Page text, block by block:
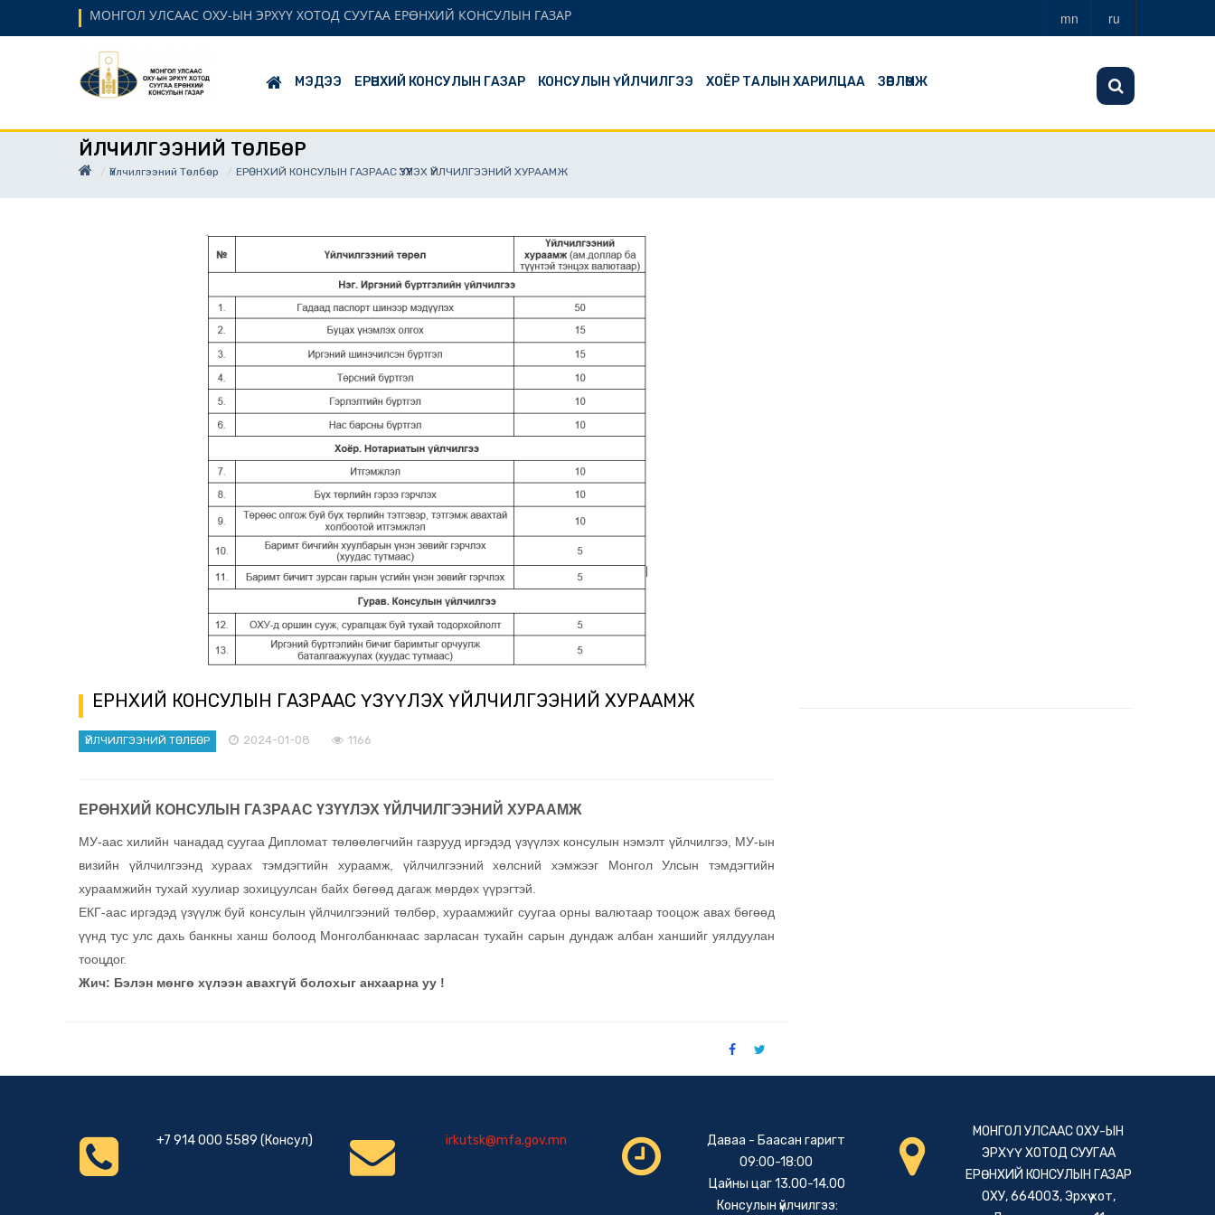
МОНГОЛ УЛСААС ОХУ-ЫН ЭРХҮҮ ХОТОД СУУГАА ЕРӨНХИЙ КОНСУЛЫН ГАЗАР mn ru
МЭДЭЭ ЕРӨНХИЙ КОНСУЛЫН ГАЗАР КОНСУЛЫН ҮЙЛЧИЛГЭЭ ХОЁР ТАЛЫН ХАРИЛЦАА ЗӨВЛӨМЖ
ҮЙЛЧИЛГЭЭНИЙ ТӨЛБӨР
Үйлчилгээний Төлбөр ЕРӨНХИЙ КОНСУЛЫН ГАЗРААС ҮЗҮҮЛЭХ ҮЙЛЧИЛГЭЭНИЙ ХУРААМЖ
ЕРӨНХИЙ КОНСУЛЫН ГАЗРААС ҮЗҮҮЛЭХ ҮЙЛЧИЛГЭЭНИЙ ХУРААМЖ
ҮЙЛЧИЛГЭЭНИЙ ТӨЛБӨР 2024-01-08 1166
ЕРӨНХИЙ КОНСУЛЫН ГАЗРААС ҮЗҮҮЛЭХ ҮЙЛЧИЛГЭЭНИЙ ХУРААМЖ
МУ-аас хилийн чанадад суугаа Дипломат төлөөлөгчийн газрууд иргэдэд үзүүлэх консулын нэмэлт үйлчилгээ, МУ-ын
визийн үйлчилгээнд хураах тэмдэгтийн хураамж, үйлчилгээний хөлсний хэмжээг Монгол Улсын тэмдэгтийн
хураамжийн тухай хуулиар зохицуулсан байх бөгөөд дагаж мөрдөх үүрэгтэй.
ЕКГ-аас иргэдэд үзүүлж буй консулын үйлчилгээний төлбөр, хураамжийг суугаа орны валютаар тооцож авах бөгөөд
үүнд тус улс дахь банкны ханш болоод Монголбанкнаас зарласан тухайн сарын дундаж албан ханшийг уялдуулан
тооцдог.
Жич: Бэлэн мөнгө хүлээн авахгүй болохыг анхаарна уу !
+7 914 000 5589 (Консул) irkutsk@mfa.gov.mn
Даваа - Баасан гаригт
09:00-18:00
Цайны цаг 13.00-14.00
Консулын үйлчилгээ:
МОНГОЛ УЛСААС ОХУ-ЫН
ЭРХҮҮ ХОТОД СУУГАА
ЕРӨНХИЙ КОНСУЛЫН ГАЗАР
ОХУ, 664003, Эрхүү хот,